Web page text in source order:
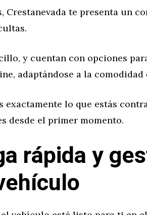
Crestanevada te presenta un
y cuentan con opciones
adaptándose a la comodidad
exactamente lo que estás
desde el primer momento.
rápida y